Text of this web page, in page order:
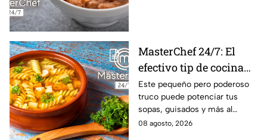
MasterChef 24/7: El
efectivo tip de cocina
de las abuelas para
darle sabor extra al
caldillo
Este pequeño pero poderoso
truco puede potenciar tus
sopas, guisados y más al
máximo.
08 agosto, 2026